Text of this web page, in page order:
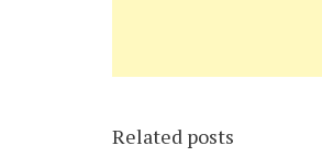
Related posts